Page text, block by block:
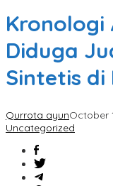
Kronologi
Diduga
Sintetis di
Qurrota ayunOctober
Uncategorized